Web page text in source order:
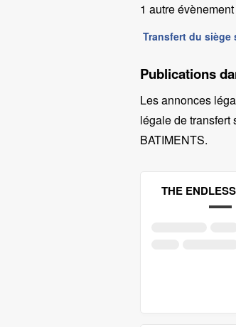
1 autre
Transfert du siège
Publications
Les annonces
légale de
BATIMENTS.
THE